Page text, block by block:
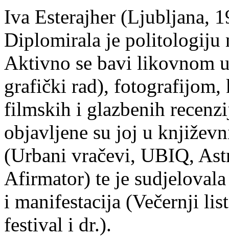
Iva Esterajher (Ljubljana,
Diplomirala je politologiju
Aktivno se bavi likovnom
grafički rad), fotografijom,
filmskih i glazbenih
objavljene su joj u
(Urbani vračevi, UBIQ,
Afirmator) te je
i manifestacija (Večernji
festival i dr.).